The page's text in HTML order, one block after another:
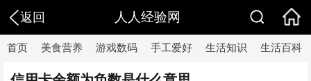
返回 人人经验网
首页 美食营养 游戏数码 手工爱好 生活知识 生活百科